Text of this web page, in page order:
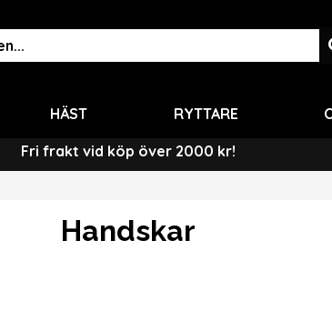
HÄST RYTTARE
Fri frakt vid köp över 2000 kr!
Handskar